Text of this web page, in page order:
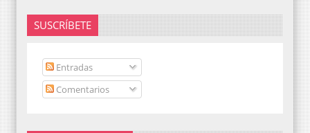
SUSCRÍBETE
Entradas
Comentarios